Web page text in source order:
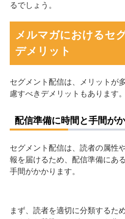
るでしょう。
メルマガにおけるセ
デメリット
セグメント配信は、メリットが
慮すべきデメリットもあります。
配信準備に時間と手間が
セグメント配信は、読者の属性
報を届けるため、配信準備にあ
手間がかかります。
まず、読者を適切に分類するた